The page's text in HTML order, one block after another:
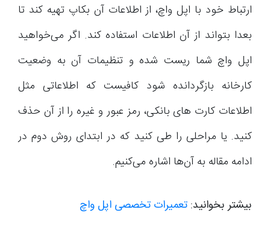
ارتباط خود با اپل واچ، از اطلاعات آن بکاپ تهیه کند تا
بعدا بتواند از آن اطلاعات استفاده کند. اگر می‌خواهید
اپل واچ شما ریست شده و تنظیمات آن به وضعیت
کارخانه بازگردانده شود کافیست که اطلاعاتی مثل
اطلاعات کارت های بانکی، رمز عبور و غیره را از آن حذف
کنید. یا مراحلی را طی کنید که در ابتدای روش دوم در
ادامه مقاله به آن‌ها اشاره می‌کنیم.
بیشتر بخوانید: تعمیرات تخصصی اپل واچ